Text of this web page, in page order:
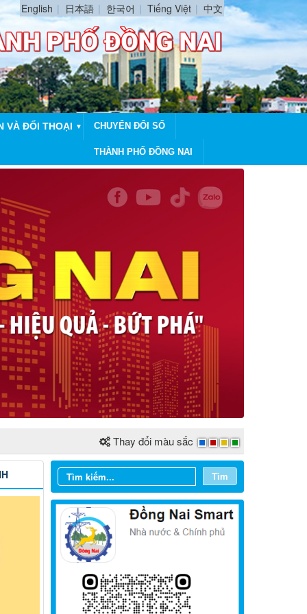
English 日本語 한국어 Tiếng Việt 中文
VÀ ĐỐI THOẠI ▼ CHUYỂN ĐỔI SỐ
THÀNH PHỐ ĐỒNG NAI
Thay đổi màu sắc
Tìm
Từ ngày 03/8/2026 đến ngày
09/8/2026